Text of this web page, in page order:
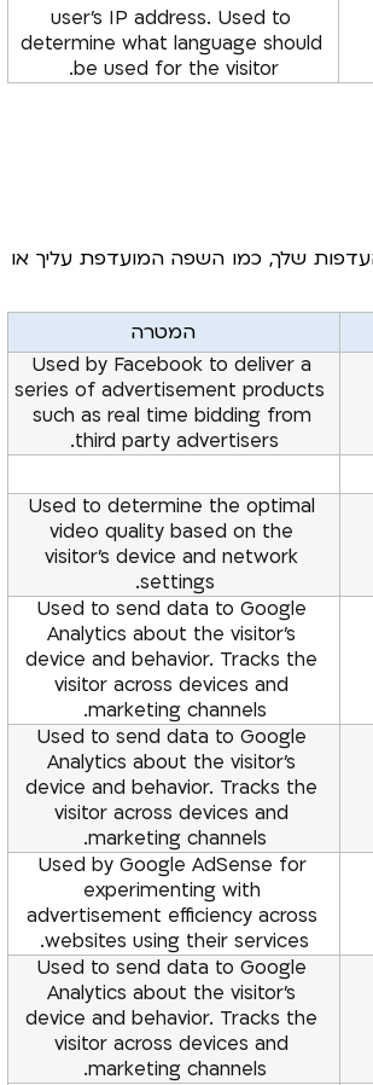
user’s IP address. Used to
determine what language should
be used for the visitor.
המטרה
Used by Facebook to deliver a
series of advertisement products
such as real time bidding from
third party advertisers.
Used to determine the optimal
video quality based on the
visitor’s device and network
settings.
Used to send data to Google
Analytics about the visitor’s
device and behavior. Tracks the
visitor across devices and
marketing channels.
Used to send data to Google
Analytics about the visitor’s
device and behavior. Tracks the
visitor across devices and
marketing channels.
Used by Google AdSense for
experimenting with
advertisement efficiency across
websites using their services.
Used to send data to Google
Analytics about the visitor’s
device and behavior. Tracks the
visitor across devices and
marketing channels.